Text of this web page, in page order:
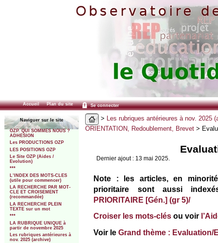
Accueil Plan du site Se connecter
Naviguer sur le site
OZP. QUI SOMMES NOUS ?
ADHESION
Les PRODUCTIONS OZP
LES POSITIONS OZP
Le Site OZP (Aides /
Evolution)
***
L’INDEX DES MOTS-CLES
(utile pour commencer)
LA RECHERCHE PAR MOT-
CLE ET CROISEMENT
(recommandée)
LA RECHERCHE PLEIN
TEXTE sur un mot
***
LA RUBRIQUE UNIQUE à
partir de novembre 2025
Les rubriques antérieures à
nov. 2025 (archive)
> Les rubriques antérieures à nov. 2025
ORIENTATION, Redoublement, Brevet>
Dernier ajout : 13 mai 2025.
Note : les articles, en
prioritaire sont aussi
PRIORITAIRE [Gén.] (gr 5)/
Croiser les mots-clés ou voir
Voir leGrand thème : Evaluation/